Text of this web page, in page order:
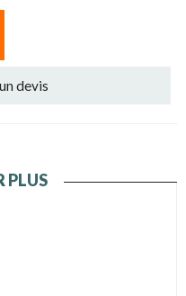
devis
PLUS